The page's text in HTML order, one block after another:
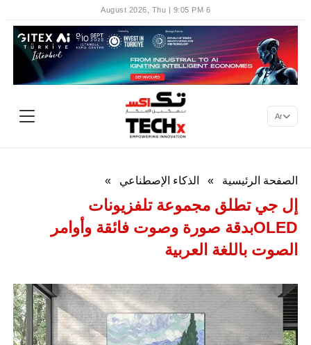
6 August 2026, Thu | 9:05 PM
Ar
الصفحة الرئيسية » الذكاء الإصطناعي »
إل جي تطلق مجموعة تلفزيونات
OLEDبدقة صورة وصوت فائقة وأوامر
الصوت باللغة العربية